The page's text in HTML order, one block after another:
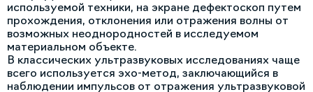
используемой техники, на экране дефектоскоп путем
прохождения, отклонения или отражения волны от
возможных неоднородностей в исследуемом
материальном объекте.
В классических ультразвуковых исследованиях чаще
всего используется эхо-метод, заключающийся в
наблюдении импульсов от отражения ультразвуковой